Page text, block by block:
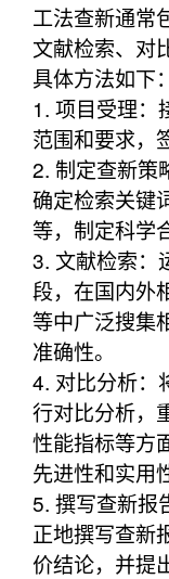
工法查新通常
文献检索、对
具体方法如下：
1. 项目受理：
范围和要求，
2. 制定查新策
确定检索关键
等，制定科学
3. 文献检索：
段，在国内外
等中广泛搜集
准确性。
4. 对比分析：
行对比分析，
性能指标等方
先进性和实用
5. 撰写查新报
正地撰写查新
价结论，并提